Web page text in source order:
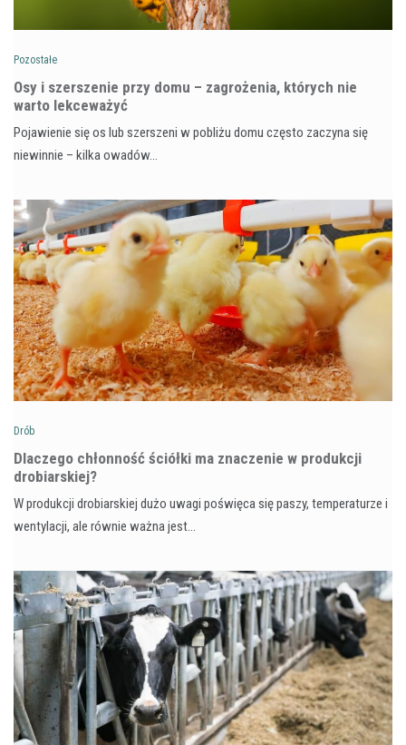
Pozostałe
Osy i szerszenie przy domu – zagrożenia, których nie
warto lekceważyć
Pojawienie się os lub szerszeni w pobliżu domu często zaczyna się
niewinnie – kilka owadów…
Drób
Dlaczego chłonność ściółki ma znaczenie w produkcji
drobiarskiej?
W produkcji drobiarskiej dużo uwagi poświęca się paszy, temperaturze i
wentylacji, ale równie ważna jest…